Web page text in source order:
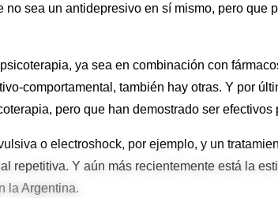
no sea un antidepresivo en sí mismo, pero que
ya sea en combinación con
comportamental, también hay otras. Y por
pero que han demostrado ser
o electroshock, por ejemplo, y un
repetitiva. Y aún más recientemente está la
la Argentina.